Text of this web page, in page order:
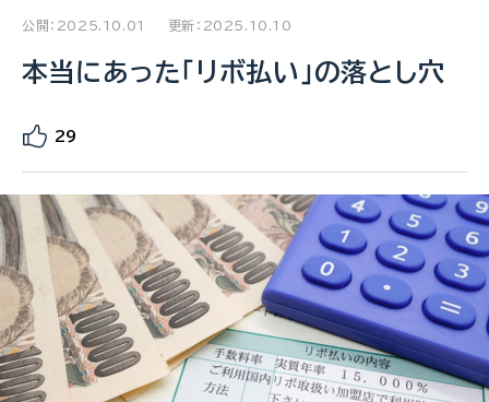
公開：2025.10.01 更新：2025.10.10
本当にあった「リボ払い」の落とし穴
29